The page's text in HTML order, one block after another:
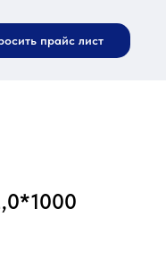
прайс лист